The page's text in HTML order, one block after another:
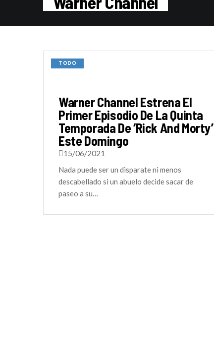
TODO
Warner Channel Estrena El
Primer Episodio De La Quinta
Temporada De ‘Rick And Morty’
Este Domingo
15/06/2021
Nada puede ser un disparate ni menos
descabellado si un abuelo decide sacar de
paseo a su…